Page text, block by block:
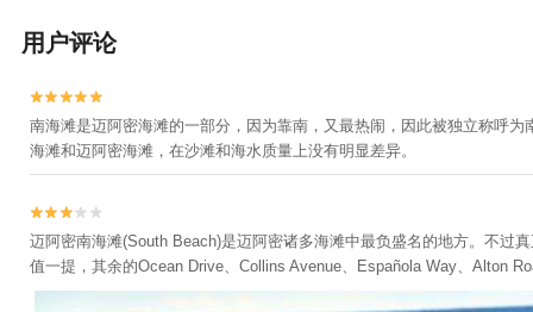
用户评论


南海滩是迈阿密海滩的一部分，因为靠南，又最热闹，因此被独立称呼
海滩和迈阿密海滩，在沙滩和海水质量上没有明显差异。


迈阿密南海滩(South Beach)是迈阿密诸多海滩中最负盛名的地方。不过
值一提，其余的Ocean Drive、Collins Avenue、Española Way、Alton